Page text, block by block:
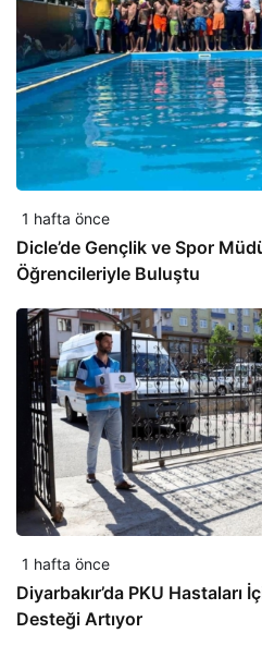
1 hafta önce
Dicle’de Gençlik ve Spor
Öğrencileriyle Buluştu
1 hafta önce
Diyarbakır’da PKU Hastaları
Desteği Artıyor